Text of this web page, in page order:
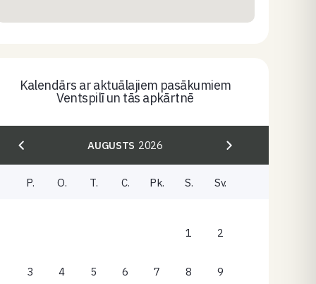
Kalendārs ar aktuālajiem pasākumiem
Ventspilī un tās apkārtnē
AUGUSTS 2026
P. O. T. C. Pk. S. Sv.
1 2
3 4 5 6 7 8 9